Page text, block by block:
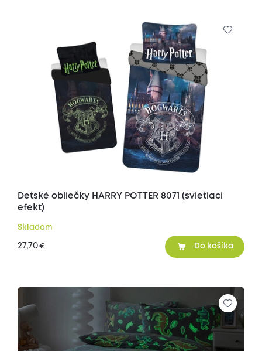
Detské obliečky HARRY POTTER 8071 (svietiaci
efekt)
Skladom
27,70€ Do košíka